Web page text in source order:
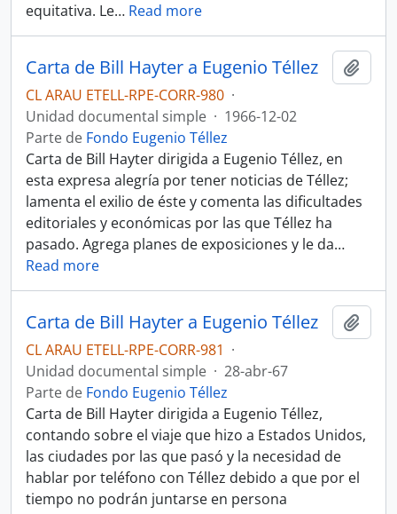
equitativa. Le… Read more
Carta de Bill Hayter a Eugenio Téllez
CL ARAU ETELL-RPE-CORR-980 ·
Unidad documental simple · 1966-12-02
Parte de Fondo Eugenio Téllez
Carta de Bill Hayter dirigida a Eugenio Téllez, en
esta expresa alegría por tener noticias de Téllez;
lamenta el exilio de éste y comenta las dificultades
editoriales y económicas por las que Téllez ha
pasado. Agrega planes de exposiciones y le da…
Read more
Carta de Bill Hayter a Eugenio Téllez
CL ARAU ETELL-RPE-CORR-981 ·
Unidad documental simple · 28-abr-67
Parte de Fondo Eugenio Téllez
Carta de Bill Hayter dirigida a Eugenio Téllez,
contando sobre el viaje que hizo a Estados Unidos,
las ciudades por las que pasó y la necesidad de
hablar por teléfono con Téllez debido a que por el
tiempo no podrán juntarse en persona